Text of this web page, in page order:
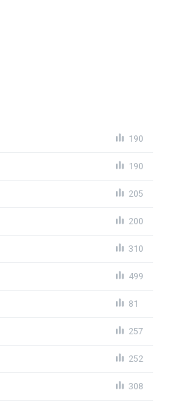
190
190
205
200
310
499
81
257
252
308